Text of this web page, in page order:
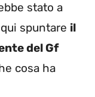
stato a
spuntare il
del Gf
cosa ha